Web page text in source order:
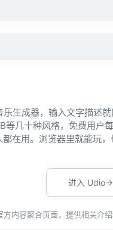
生成器，输入文字描述
等几十种风格，免费用
在用。浏览器里就能玩
进入 Udio
方内容聚合页面，提供相关介